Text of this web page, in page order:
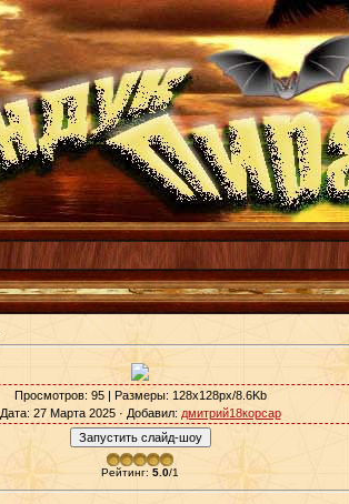
Просмотров: 95 | Размеры: 128x128px/8.6Kb
Дата: 27 Марта 2025 · Добавил: дмитрий18корсар
Рейтинг: 5.0/1